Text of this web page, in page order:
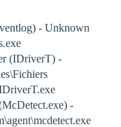
- Unknown
(IDriverT) -
-